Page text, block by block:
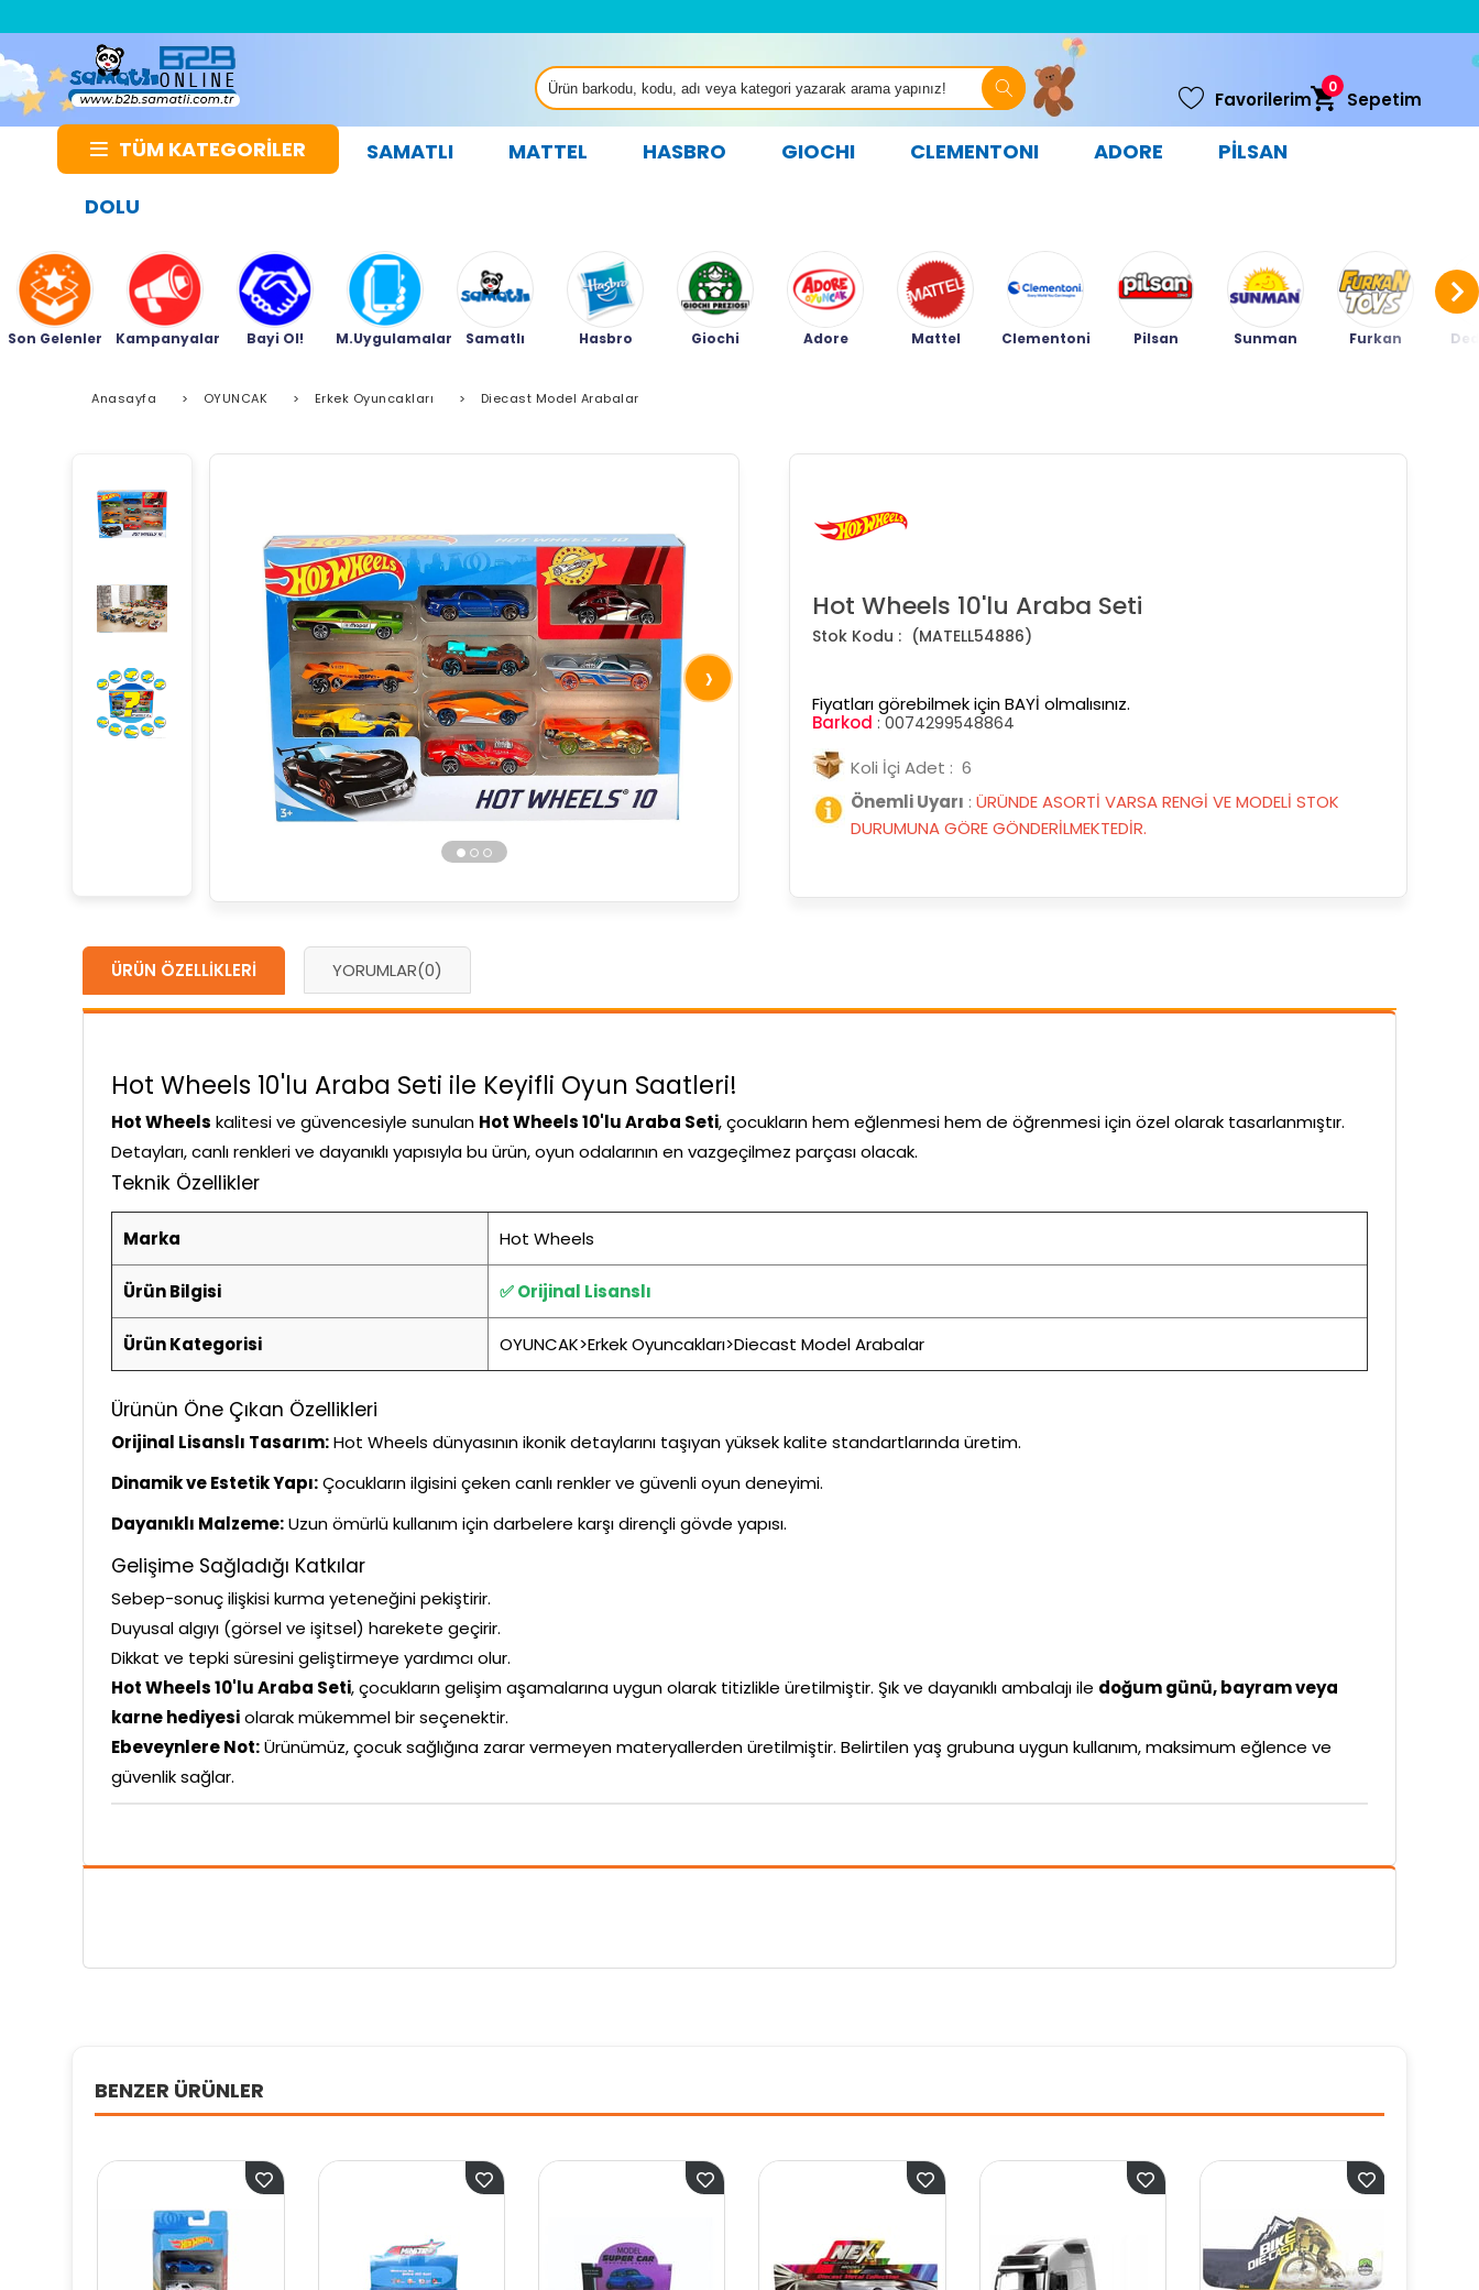
Sepetim
0
TÜM KATEGORİLER SAMATLI MATTEL HASBRO GIOCHI CLEMENTONI ADORE
PİLSAN
DOLU
Favorilerim
Son Gelenler Kampanyalar Bayi Ol! M.Uygulamalar Samatlı Hasbro Giochi Adore Mattel Clementoni Pilsan Sunman Furkan
Anasayfa > OYUNCAK > Erkek Oyuncakları > Diecast Model Arabalar
›
Hot Wheels 10'lu Araba Seti
(MATELL54886)
Fiyatları görebilmek için BAYİ olmalısınız.
Barkod : 0074299548864
Koli İçi Adet : 6
Önemli Uyarı : ÜRÜNDE ASORTİ VARSA RENGİ VE MODELİ STOK
DURUMUNA GÖRE GÖNDERİLMEKTEDİR.
ÜRÜN ÖZELLIKLERI YORUMLAR(0)
Hot Wheels 10'lu Araba Seti ile Keyifli Oyun Saatleri!
Hot Wheels kalitesi ve güvencesiyle sunulan Hot Wheels 10'lu Araba Seti, çocukların hem eğlenmesi hem de öğrenmesi için özel olarak tasarlanmıştır.
Detayları, canlı renkleri ve dayanıklı yapısıyla bu ürün, oyun odalarının en vazgeçilmez parçası olacak.
Teknik Özellikler
Marka Hot Wheels
Ürün Bilgisi ✅ Orijinal Lisanslı
Ürün Kategorisi OYUNCAK>Erkek Oyuncakları>Diecast Model Arabalar
Ürünün Öne Çıkan Özellikleri
Orijinal Lisanslı Tasarım:Hot Wheels dünyasının ikonik detaylarını taşıyan yüksek kalite standartlarında üretim.
Dinamik ve Estetik Yapı:Çocukların ilgisini çeken canlı renkler ve güvenli oyun deneyimi.
Dayanıklı Malzeme:Uzun ömürlü kullanım için darbelere karşı dirençli gövde yapısı.
Gelişime Sağladığı Katkılar
Sebep-sonuç ilişkisi kurma yeteneğini pekiştirir.
Duyusal algıyı (görsel ve işitsel) harekete geçirir.
Dikkat ve tepki süresini geliştirmeye yardımcı olur.
Hot Wheels 10'lu Araba Seti, çocukların gelişim aşamalarına uygun olarak titizlikle üretilmiştir. Şık ve dayanıklı ambalajı ile doğum günü, bayram veya
karne hediyesiolarak mükemmel bir seçenektir.
Ebeveynlere Not:Ürünümüz, çocuk sağlığına zarar vermeyen materyallerden üretilmiştir. Belirtilen yaş grubuna uygun kullanım, maksimum eğlence ve
güvenlik sağlar.
BENZER ÜRÜNLER